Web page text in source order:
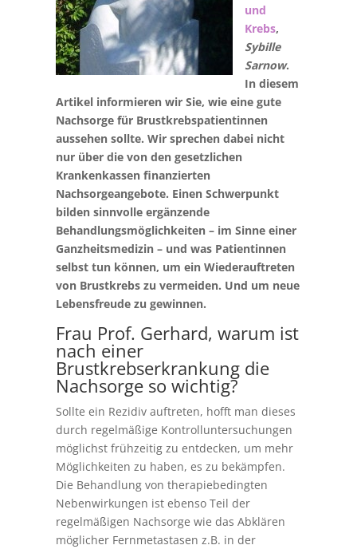
und
Krebs,
Sybille
Sarnow.
In diesem
Artikel informieren wir Sie, wie eine gute
Nachsorge für Brustkrebspatientinnen
aussehen sollte. Wir sprechen dabei nicht
nur über die von den gesetzlichen
Krankenkassen finanzierten
Nachsorgeangebote. Einen Schwerpunkt
bilden sinnvolle ergänzende
Behandlungsmöglichkeiten – im Sinne einer
Ganzheitsmedizin – und was Patientinnen
selbst tun können, um ein Wiederauftreten
von Brustkrebs zu vermeiden. Und um neue
Lebensfreude zu gewinnen.
Frau Prof. Gerhard, warum ist
nach einer
Brustkrebserkrankung die
Nachsorge so wichtig?
Sollte ein Rezidiv auftreten, hofft man dieses
durch regelmäßige Kontrolluntersuchungen
möglichst frühzeitig zu entdecken, um mehr
Möglichkeiten zu haben, es zu bekämpfen.
Die Behandlung von therapiebedingten
Nebenwirkungen ist ebenso Teil der
regelmäßigen Nachsorge wie das Abklären
möglicher Fernmetastasen z.B. in der